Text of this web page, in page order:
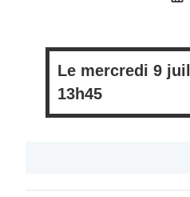
Le mercredi 9
13h45